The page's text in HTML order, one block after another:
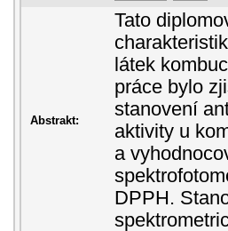
Abstrakt:
Tato
látek
práce bylo
stanovení
aktivity u
a
DPPH.